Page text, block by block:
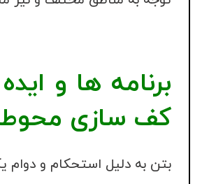
برنامه ها و
کف سازی
بتن به دلیل استحکام و دوام